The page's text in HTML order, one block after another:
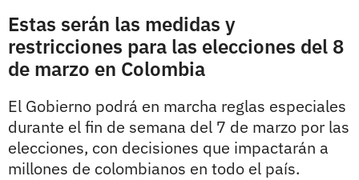
Estas serán las medidas y
restricciones para las elecciones del 8
de marzo en Colombia
El Gobierno podrá en marcha reglas especiales
durante el fin de semana del 7 de marzo por las
elecciones, con decisiones que impactarán a
millones de colombianos en todo el país.